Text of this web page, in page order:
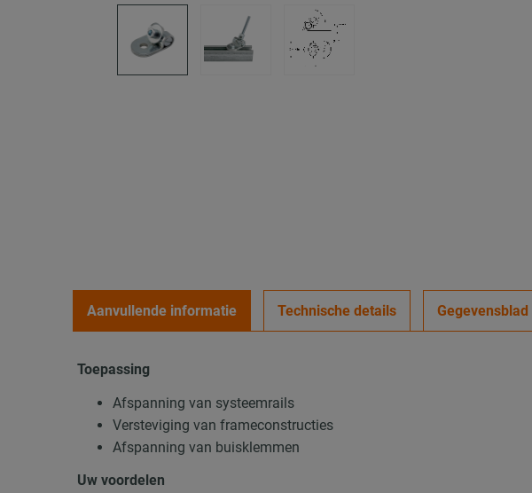
Aanvullende informatie Technische details Gegevensblad
Toepassing
Afspanning van systeemrails
Versteviging van frameconstructies
Afspanning van buisklemmen
Uw voordelen